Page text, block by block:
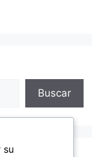
Buscar
su